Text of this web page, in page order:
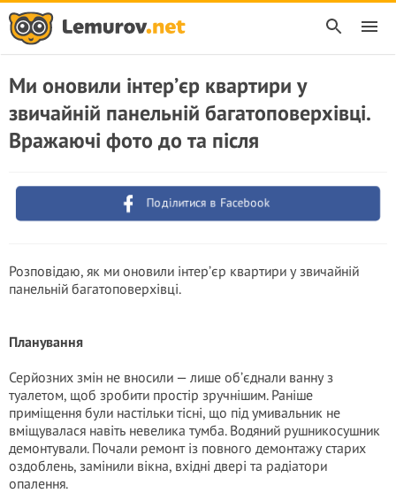
Ми оновили інтер’єр квартири у
звичайній панельній багатоповерхівці.
Вражаючі фото до та пicля
Поділитися в Facebook
Розповідаю, як ми оновили інтер’єр квартири у звичайній
панельній багатоповерхівці.
Планування
Серйозних змін не вносили — лише об’єднали ванну з
туалетом, щоб зробити простір зручнішим. Раніше
приміщення були настільки тісні, що під умивальник не
вміщувалася навіть невелика тумба. Водяний рушникосушник
демонтували. Почали ремонт із повного демонтажу старих
оздоблень, замінили вікна, вхідні двері та радіатори
опалення.